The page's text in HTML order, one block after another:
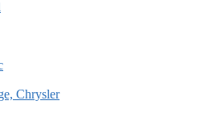
Chrysler